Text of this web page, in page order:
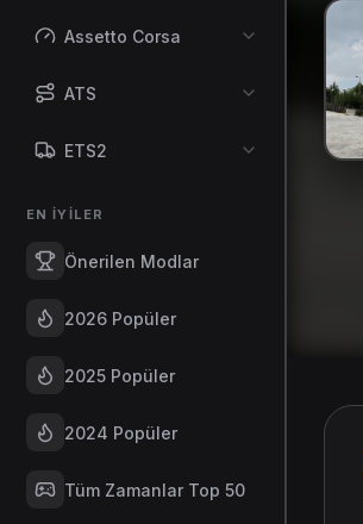
Assetto Corsa
ATS
ETS2
EN İYILER
Önerilen Modlar
2026 Popüler
2025 Popüler
2024 Popüler
Tüm Zamanlar Top 50